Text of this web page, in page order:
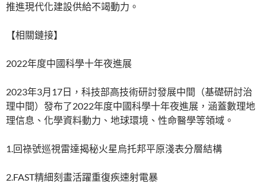
推進現代化建設供給不竭動力。
【相關鏈接】
2022年度中國科學十年夜進展
2023年3月17日，科技部高技術研討發展中間（基礎研討治
理中間）發布了2022年度中國科學十年夜進展，涵蓋數理地
理信息、化學資料動力、地球環境、性命醫學等領域。
1.回祿號巡視雷達揭秘火星烏托邦平原淺表分層結構
2.FAST精細刻畫活躍重復疾速射電暴